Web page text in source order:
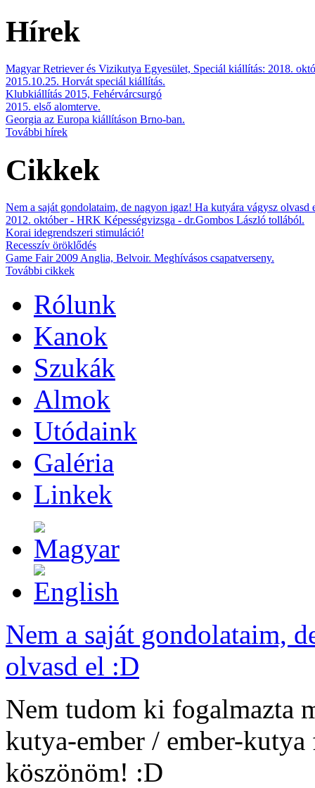
Hírek
Magyar Retriever és Vizikutya Egyesület, Speciál kiállítás: 2018.
2015.10.25. Horvát speciál kiállítás.
Klubkiállítás 2015, Fehérvárcsurgó
2015. első alomterve.
Georgia az Europa kiállításon Brno-ban.
További hírek
Cikkek
Nem a saját gondolataim, de nagyon igaz! Ha kutyára vágysz olvasd
2012. október - HRK Képességvizsga - dr.Gombos László tollából.
Korai idegrendszeri stimuláció!
Recesszív öröklődés
Game Fair 2009 Anglia, Belvoir. Meghívásos csapatverseny.
További cikkek
Rólunk
Kanok
Szukák
Almok
Utódaink
Galéria
Linkek
Nem a saját gondolataim,
olvasd el :D
Nem tudom ki fogalmazta
kutya-ember / ember-kutya
köszönöm! :D